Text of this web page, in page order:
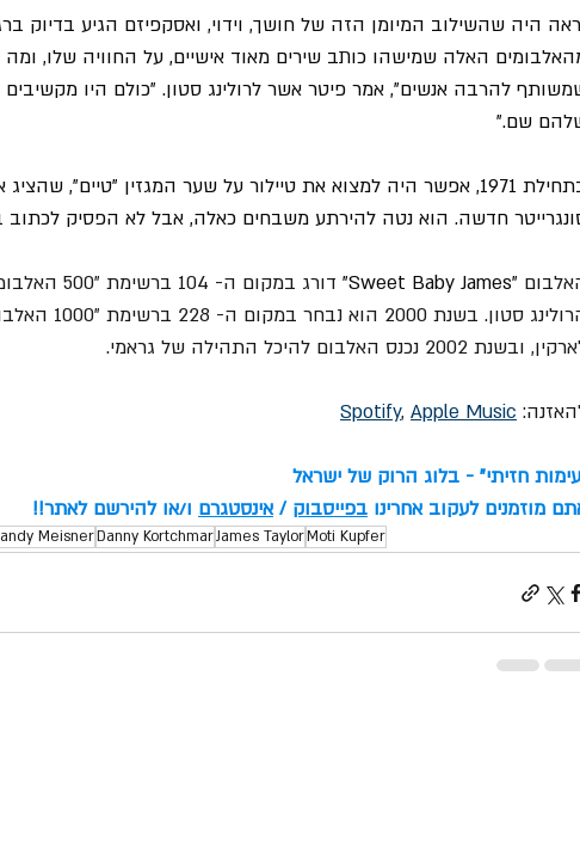
היה שהשילוב המיומן הזה של חושך, וידוי, ואסקפיזם הגיע בדיוק
האלה שמישהו כותב שירים מאוד אישיים, על החוויה שלו,
להרבה אנשים", אמר פיטר אשר לרולינג סטון. "כולם היו
שם."
בתחילת 1971, אפשר היה למצוא את טיילור על שער המגזין "טיים",
חדשה. הוא נטה להירתע משבחים כאלה, אבל לא הפסיק לכתוב
"Sweet Baby James"
דורג
הרולינג
ובשנת 2002 נכנס האלבום להיכל התהילה של גראמי.
Spotify, Apple Music
חזיתי" - בלוג הרוק של ישראל
מוזמנים לעקוב אחרינו בפייסבוק / אינסטגרם ו/או להירשם לאתר!!
Moti Kupfer
James Taylor
Danny Kortchmar
Meisner